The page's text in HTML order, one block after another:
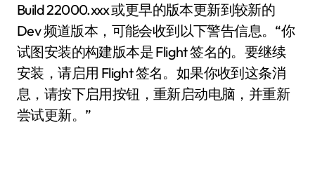
Build 22000.xxx 或更早的版本更新到较新的
Dev 频道版本，可能会收到以下警告信息。“你
试图安装的构建版本是 Flight 签名的。要继续
安装，请启用 Flight 签名。如果你收到这条消
息，请按下启用按钮，重新启动电脑，并重新
尝试更新。”